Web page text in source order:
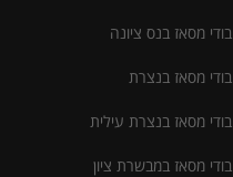
בודי מסאז בנס ציונה
בודי מסאז בנצרת
בודי מסאז בנצרת עילית
בודי מסאז במבשרת ציון